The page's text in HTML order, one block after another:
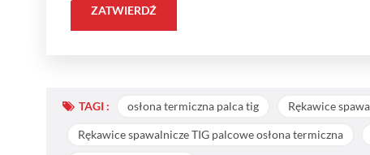
TAGI : osłona termiczna palca tig Rękawice
Rękawice spawalnicze TIG palcowe osłona termiczna